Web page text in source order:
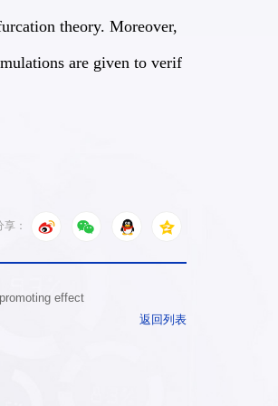
theory. Moreover,
are given to verif
享：
effect
返回列表